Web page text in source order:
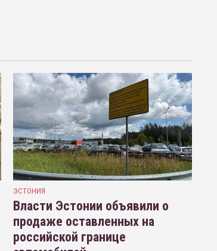
ЭСТОНИЯ
Власти Эстонии объявили о
продаже оставленных на
российской границе